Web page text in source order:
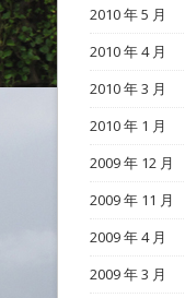
2010 年 5 月
2010 年 4 月
2010 年 3 月
2010 年 1 月
2009 年 12 月
2009 年 11 月
2009 年 4 月
2009 年 3 月